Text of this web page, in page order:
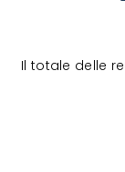
Il totale delle